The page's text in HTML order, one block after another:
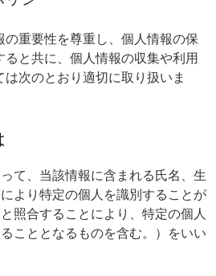
重要性を尊重し、個人情報の保
と共に、個人情報の収集や利用
次のとおり適切に取り扱いま
て、当該情報に含まれる氏名、生
より特定の個人を識別することが
照合することにより、特定の個人
こととなるものを含む。）をいい